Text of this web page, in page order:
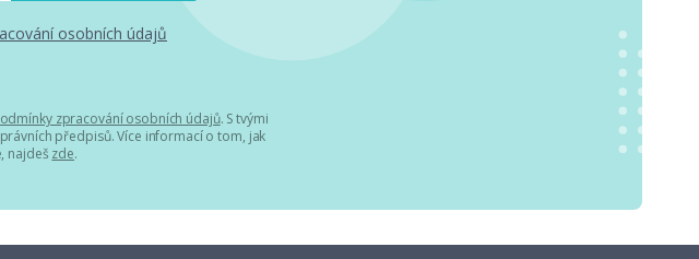
osobních údajů
zpracování osobních údajů. S tvými
předpisů. Více informací o tom, jak
najdeš zde.